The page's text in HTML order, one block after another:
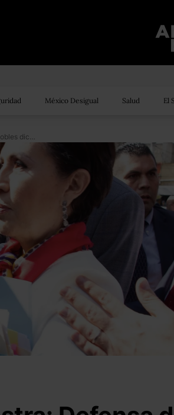
México Desigual Salud El
Estafa Maestra: Defensa de Robles dice que recursos desviados se usaron en campañas de Meade, Peña y Edomex